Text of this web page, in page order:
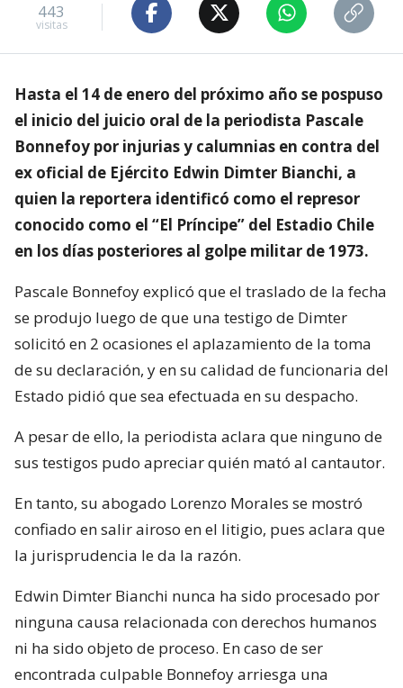
443
visitas
Hasta el 14 de enero del próximo año se pospuso
el inicio del juicio oral de la periodista Pascale
Bonnefoy por injurias y calumnias en contra del
ex oficial de Ejército Edwin Dimter Bianchi, a
quien la reportera identificó como el represor
conocido como el “El Príncipe” del Estadio Chile
en los días posteriores al golpe militar de 1973.
Pascale Bonnefoy explicó que el traslado de la fecha
se produjo luego de que una testigo de Dimter
solicitó en 2 ocasiones el aplazamiento de la toma
de su declaración, y en su calidad de funcionaria del
Estado pidió que sea efectuada en su despacho.
A pesar de ello, la periodista aclara que ninguno de
sus testigos pudo apreciar quién mató al cantautor.
En tanto, su abogado Lorenzo Morales se mostró
confiado en salir airoso en el litigio, pues aclara que
la jurisprudencia le da la razón.
Edwin Dimter Bianchi nunca ha sido procesado por
ninguna causa relacionada con derechos humanos
ni ha sido objeto de proceso. En caso de ser
encontrada culpable Bonnefoy arriesga una